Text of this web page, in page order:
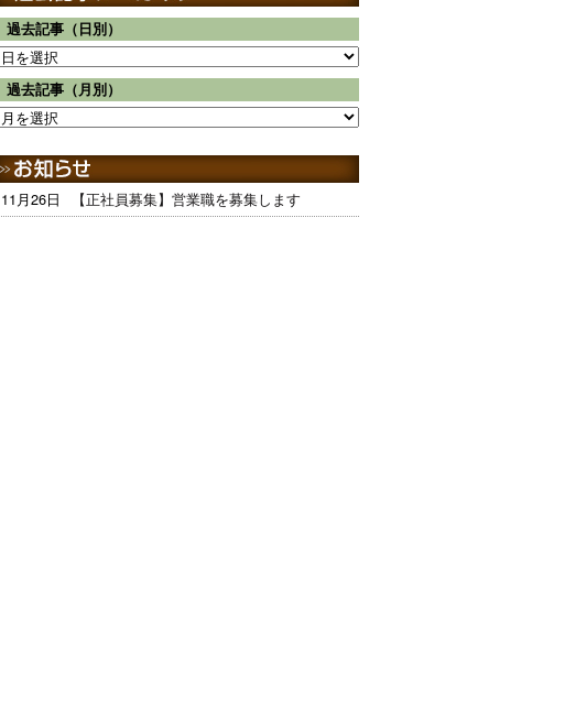
過去記事（日別）
過去記事（月別）
11月26日 【正社員募集】営業職を募集します